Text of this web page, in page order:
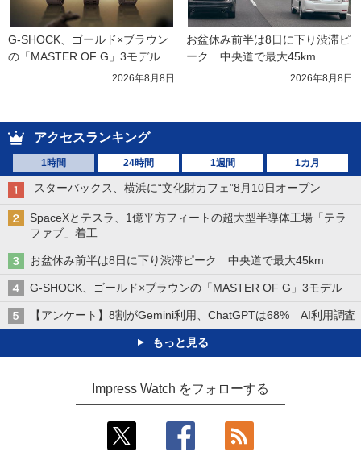
G-SHOCK、ゴールド×ブラウン
の「MASTER OF G」3モデル
2026年8月8日
お盆休み前半は8日に下り渋滞ピ
ーク　中央道で最大45km
2026年8月8日
アクセスランキング
1時間 24時間 1週間 1カ月
スターバックス、横浜に“文化財カフェ”8月10日オープン
SpaceXとテスラ、1億平方フィートの超大型半導体工場「テラ
ファブ」着工
お盆休み前半は8日に下り渋滞ピーク 中央道で最大45km
G-SHOCK、ゴールド×ブラウンの「MASTER OF G」3モデル
【アンケート】8割がGemini利用、ChatGPTは68% AI利用調査
もっと見る
Impress Watch をフォローする